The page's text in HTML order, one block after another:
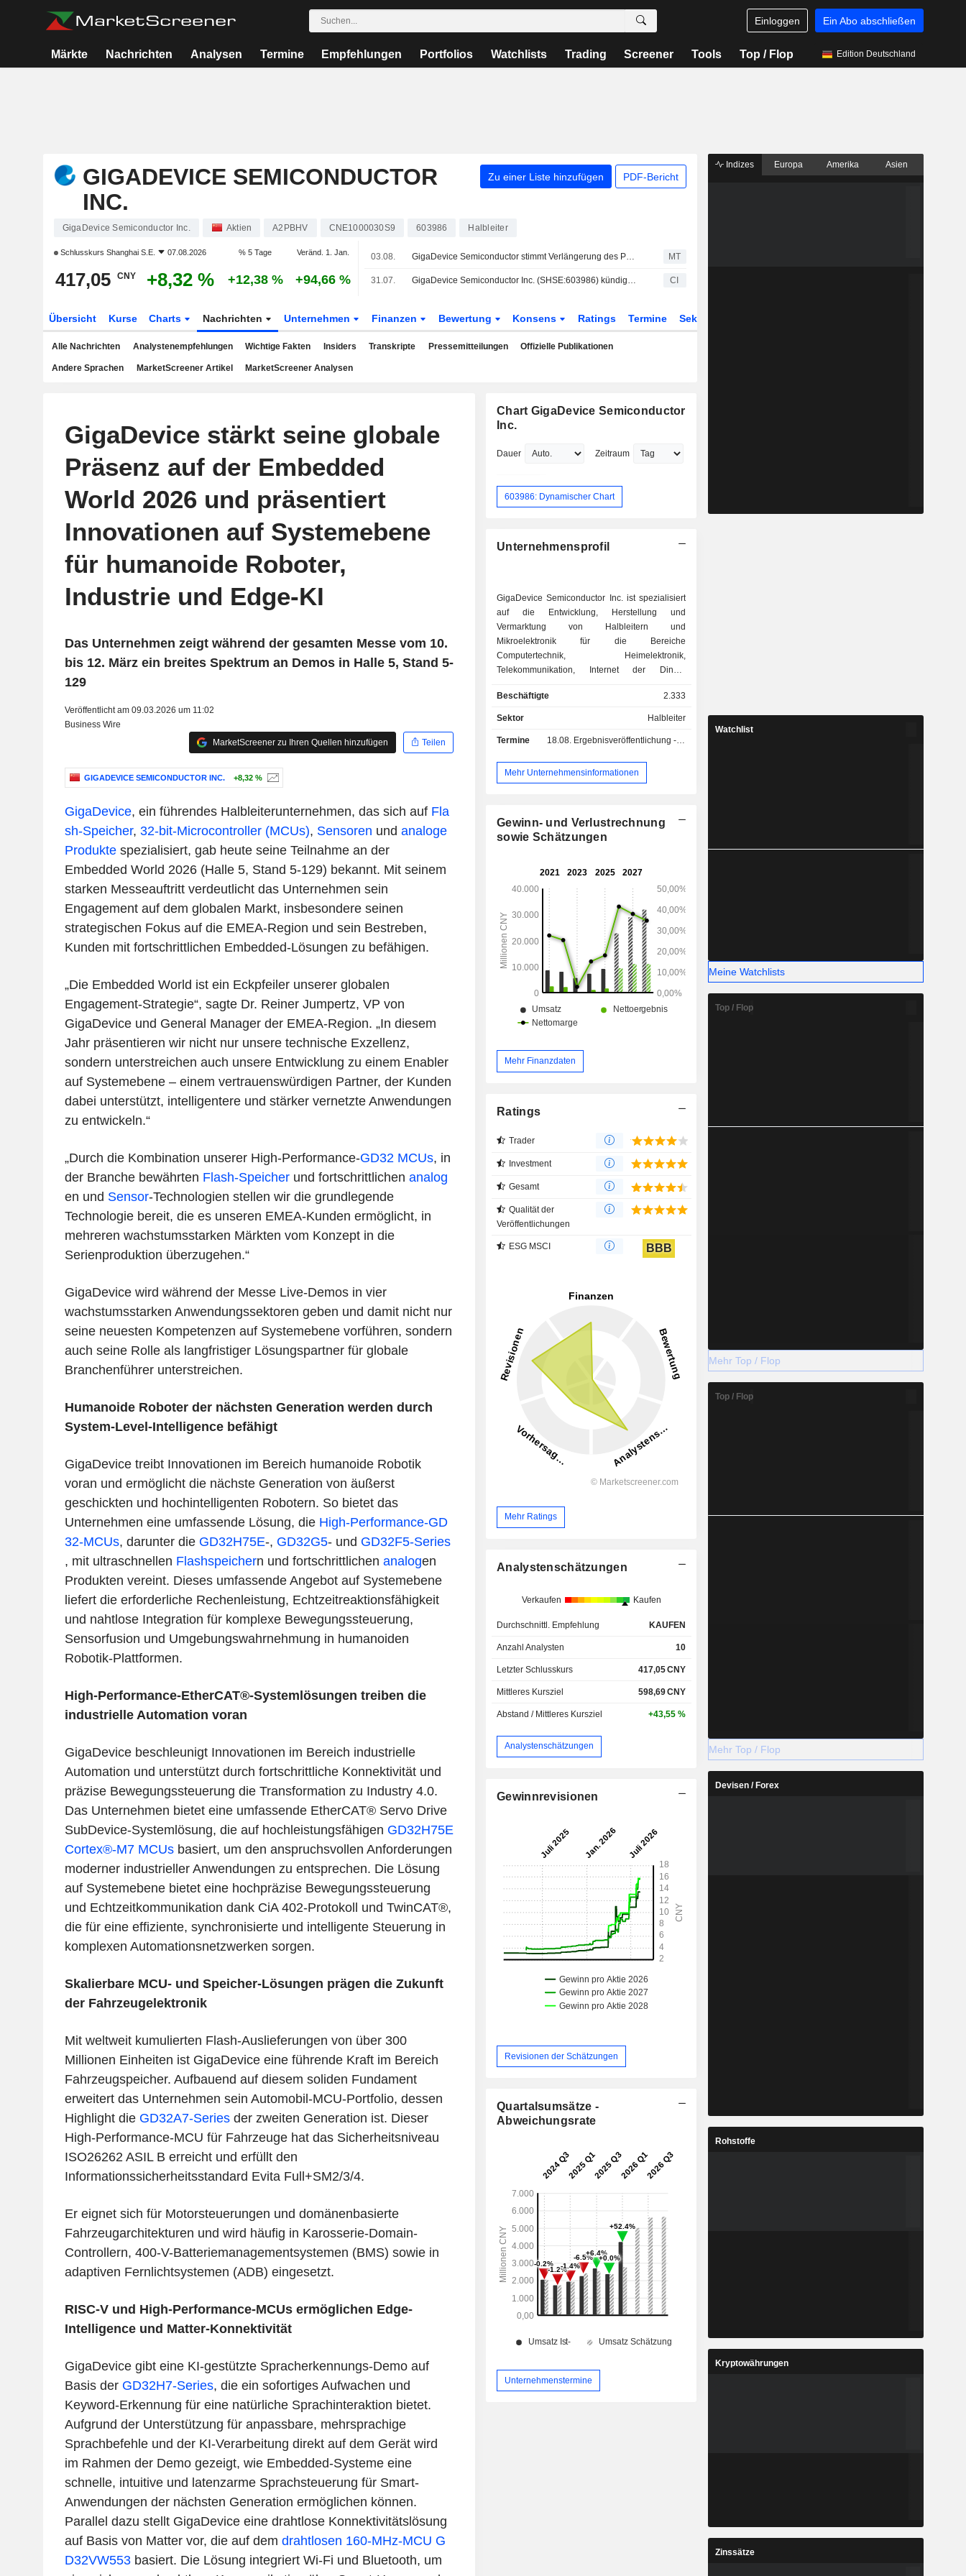
Einloggen Ein Abo abschließen
Märkte Nachrichten Analysen Termine Empfehlungen Portfolios Watchlists Trading Screener Tools Top / Flop Edition Deutschland
GIGADEVICE SEMICONDUCTOR
INC.
Zu einer Liste hinzufügen PDF-Bericht
GigaDevice Semiconductor Inc. Aktien A2PBHV CNE1000030S9 603986 Halbleiter
Schlusskurs Shanghai S.E. 07.08.2026 % 5 Tage Veränd. 1. Jan.
417,05 CNY +8,32 % +12,38 % +94,66 %
03.08. GigaDevice Semiconductor stimmt Verlängerung des Partnership-Fonds bis 2027 zu; Aktie 8% im Minus MT
31.07. GigaDevice Semiconductor Inc. (SHSE:603986) kündigt ein Aktienrückkaufprogramm über Aktien im Wert von 2.000 Mio. CNY an. CI
Übersicht Kurse Charts Nachrichten Unternehmen Finanzen Bewertung Konsens Ratings Termine Sektor
Alle Nachrichten Analystenempfehlungen Wichtige Fakten Insiders Transkripte Pressemitteilungen Offizielle Publikationen
Andere Sprachen MarketScreener Artikel MarketScreener Analysen
GigaDevice stärkt seine globale
Präsenz auf der Embedded
World 2026 und präsentiert
Innovationen auf Systemebene
für humanoide Roboter,
Industrie und Edge-KI
Das Unternehmen zeigt während der gesamten Messe vom 10.
bis 12. März ein breites Spektrum an Demos in Halle 5, Stand 5-
129
Veröffentlicht am 09.03.2026 um 11:02
Business Wire
MarketScreener zu Ihren Quellen hinzufügen
Teilen
GIGADEVICE SEMICONDUCTOR INC. +8,32 %
GigaDevice, ein führendes Halbleiterunternehmen, das sich auf Fla
sh-Speicher, 32-bit-Microcontroller (MCUs), Sensoren und analoge
Produktespezialisiert, gab heute seine Teilnahme an der
Embedded World 2026 (Halle 5, Stand 5-129) bekannt. Mit seinem
starken Messeauftritt verdeutlicht das Unternehmen sein
Engagement auf dem globalen Markt, insbesondere seinen
strategischen Fokus auf die EMEA-Region und sein Bestreben,
Kunden mit fortschrittlichen Embedded-Lösungen zu befähigen.
„Die Embedded World ist ein Eckpfeiler unserer globalen
Engagement-Strategie“, sagte Dr. Reiner Jumpertz, VP von
GigaDevice und General Manager der EMEA-Region. „In diesem
Jahr präsentieren wir nicht nur unsere technische Exzellenz,
sondern unterstreichen auch unsere Entwicklung zu einem Enabler
auf Systemebene – einem vertrauenswürdigen Partner, der Kunden
dabei unterstützt, intelligentere und stärker vernetzte Anwendungen
zu entwickeln.“
„Durch die Kombination unserer High-Performance-GD32 MCUs, in
der Branche bewährten Flash-Speicherund fortschrittlichen analog
en und Sensor-Technologien stellen wir die grundlegende
Technologie bereit, die es unseren EMEA-Kunden ermöglicht, in
mehreren wachstumsstarken Märkten vom Konzept in die
Serienproduktion überzugehen.“
GigaDevice wird während der Messe Live-Demos in vier
wachstumsstarken Anwendungssektoren geben und damit nicht nur
seine neuesten Kompetenzen auf Systemebene vorführen, sondern
auch seine Rolle als langfristiger Lösungspartner für globale
Branchenführer unterstreichen.
Humanoide Roboter der nächsten Generation werden durch
System-Level-Intelligence befähigt
GigaDevice treibt Innovationen im Bereich humanoide Robotik
voran und ermöglicht die nächste Generation von äußerst
geschickten und hochintelligenten Robotern. So bietet das
Unternehmen eine umfassende Lösung, die High-Performance-GD
32-MCUs, darunter die GD32H75E-, GD32G5-und GD32F5-Series
, mit ultraschnellen Flashspeichern und fortschrittlichen analogen
Produkten vereint. Dieses umfassende Angebot auf Systemebene
liefert die erforderliche Rechenleistung, Echtzeitreaktionsfähigkeit
und nahtlose Integration für komplexe Bewegungssteuerung,
Sensorfusion und Umgebungswahrnehmung in humanoiden
Robotik-Plattformen.
High-Performance-EtherCAT®-Systemlösungen treiben die
industrielle Automation voran
GigaDevice beschleunigt Innovationen im Bereich industrielle
Automation und unterstützt durch fortschrittliche Konnektivität und
präzise Bewegungssteuerung die Transformation zu Industry 4.0.
Das Unternehmen bietet eine umfassende EtherCAT® Servo Drive
SubDevice-Systemlösung, die auf hochleistungsfähigen GD32H75E
Cortex®‑M7 MCUsbasiert, um den anspruchsvollen Anforderungen
moderner industrieller Anwendungen zu entsprechen. Die Lösung
auf Systemebene bietet eine hochpräzise Bewegungssteuerung
und Echtzeitkommunikation dank CiA 402-Protokoll und TwinCAT®,
die für eine effiziente, synchronisierte und intelligente Steuerung in
komplexen Automationsnetzwerken sorgen.
Skalierbare MCU- und Speicher-Lösungen prägen die Zukunft
der Fahrzeugelektronik
Mit weltweit kumulierten Flash-Auslieferungen von über 300
Millionen Einheiten ist GigaDevice eine führende Kraft im Bereich
Fahrzeugspeicher. Aufbauend auf diesem soliden Fundament
erweitert das Unternehmen sein Automobil-MCU-Portfolio, dessen
Highlight die GD32A7-Seriesder zweiten Generation ist. Dieser
High-Performance-MCU für Fahrzeuge hat das Sicherheitsniveau
ISO26262 ASIL B erreicht und erfüllt den
Informationssicherheitsstandard Evita Full+SM2/3/4.
Er eignet sich für Motorsteuerungen und domänenbasierte
Fahrzeugarchitekturen und wird häufig in Karosserie-Domain-
Controllern, 400-V-Batteriemanagementsystemen (BMS) sowie in
adaptiven Fernlichtsystemen (ADB) eingesetzt.
RISC‑V und High‑Performance-MCUs ermöglichen Edge-
Intelligence und Matter-Konnektivität
GigaDevice gibt eine KI-gestützte Spracherkennungs-Demo auf
Basis der GD32H7-Series, die ein sofortiges Aufwachen und
Keyword-Erkennung für eine natürliche Sprachinteraktion bietet.
Aufgrund der Unterstützung für anpassbare, mehrsprachige
Sprachbefehle und der KI-Verarbeitung direkt auf dem Gerät wird
im Rahmen der Demo gezeigt, wie Embedded-Systeme eine
schnelle, intuitive und latenzarme Sprachsteuerung für Smart-
Anwendungen der nächsten Generation ermöglichen können.
Parallel dazu stellt GigaDevice eine drahtlose Konnektivitätslösung
auf Basis von Matter vor, die auf dem drahtlosen 160-MHz-MCU G
D32VW553 basiert. Die Lösung integriert Wi‑Fi und Bluetooth, um
Chart GigaDevice Semiconductor
Inc.
Dauer Zeitraum
603986: Dynamischer Chart
Unternehmensprofil
GigaDevice Semiconductor Inc. ist spezialisiert
auf die Entwicklung, Herstellung und
Vermarktung von Halbleitern und
Mikroelektronik für die Bereiche
Computertechnik, Heimelektronik,
Telekommunikation, Internet der Dinge,
Automatisierung. Die Produkte werden über
spezialisierte Wiederverkäufer und im
Beschäftigte 2.333
Sektor Halbleiter
Termine 18.08. Ergebnisveröffentlichung - Q2 2026
Mehr Unternehmensinformationen
Gewinn- und Verlustrechnung
sowie Schätzungen
Mehr Finanzdaten
Ratings
Trader
Investment
Gesamt
Qualität der
Veröffentlichungen
ESG MSCI BBB
Mehr Ratings
Analystenschätzungen
Verkaufen Kaufen
Durchschnittl. Empfehlung KAUFEN
Anzahl Analysten 10
Letzter Schlusskurs 417,05CNY
Mittleres Kursziel 598,69CNY
Abstand / Mittleres Kursziel +43,55 %
Analystenschätzungen
Gewinnrevisionen
Revisionen der Schätzungen
Quartalsumsätze -
Abweichungsrate
Unternehmenstermine
Indizes Europa Amerika Asien
Watchlist
Meine Watchlists
Top / Flop
Mehr Top / Flop
Top / Flop
Mehr Top / Flop
Devisen / Forex
Rohstoffe
Kryptowährungen
Zinssätze